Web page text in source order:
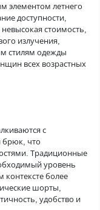
элементом летнего
доступности,
стоимость,
излучения,
стилям одежды
всех возрастных
с
что
Традиционные
уровень
контексте более
шорты,
удобство и